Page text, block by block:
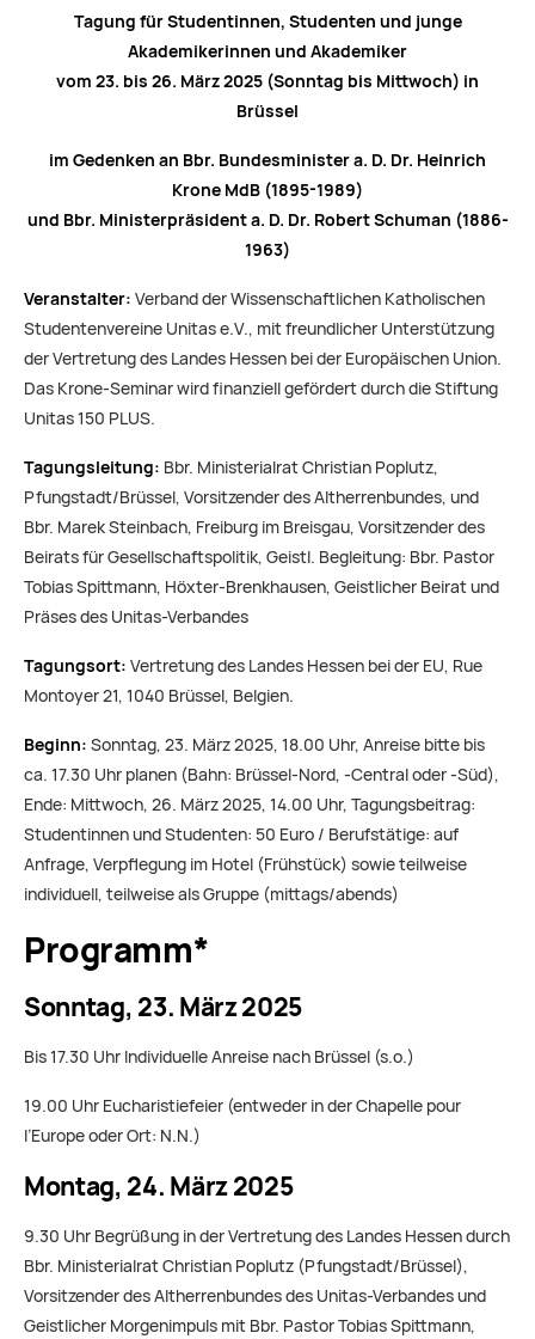
Tagung für Studentinnen, Studenten und junge
Akademikerinnen und Akademiker
vom 23. bis 26. März 2025 (Sonntag bis Mittwoch) in
Brüssel
im Gedenken an Bbr. Bundesminister a. D. Dr. Heinrich
Krone MdB (1895-1989)
und Bbr. Ministerpräsident a. D. Dr. Robert Schuman (1886-
1963)
Veranstalter: Verband der Wissenschaftlichen Katholischen
Studentenvereine Unitas e.V., mit freundlicher Unterstützung
der Vertretung des Landes Hessen bei der Europäischen Union.
Das Krone-Seminar wird finanziell gefördert durch die Stiftung
Unitas 150 PLUS.
Tagungsleitung: Bbr. Ministerialrat Christian Poplutz,
Pfungstadt/Brüssel, Vorsitzender des Altherrenbundes, und
Bbr. Marek Steinbach, Freiburg im Breisgau, Vorsitzender des
Beirats für Gesellschaftspolitik, Geistl. Begleitung: Bbr. Pastor
Tobias Spittmann, Höxter-Brenkhausen, Geistlicher Beirat und
Präses des Unitas-Verbandes
Tagungsort: Vertretung des Landes Hessen bei der EU, Rue
Montoyer 21, 1040 Brüssel, Belgien.
Beginn: Sonntag, 23. März 2025, 18.00 Uhr, Anreise bitte bis
ca. 17.30 Uhr planen (Bahn: Brüssel-Nord, -Central oder -Süd),
Ende: Mittwoch, 26. März 2025, 14.00 Uhr, Tagungsbeitrag:
Studentinnen und Studenten: 50 Euro / Berufstätige: auf
Anfrage, Verpflegung im Hotel (Frühstück) sowie teilweise
individuell, teilweise als Gruppe (mittags/abends)
Programm*
Sonntag, 23. März 2025
Bis 17.30 Uhr Individuelle Anreise nach Brüssel (s.o.)
19.00 Uhr Eucharistiefeier (entweder in der Chapelle pour
l’Europe oder Ort: N.N.)
Montag, 24. März 2025
9.30 Uhr Begrüßung in der Vertretung des Landes Hessen durch
Bbr. Ministerialrat Christian Poplutz (Pfungstadt/Brüssel),
Vorsitzender des Altherrenbundes des Unitas-Verbandes und
Geistlicher Morgenimpuls mit Bbr. Pastor Tobias Spittmann,